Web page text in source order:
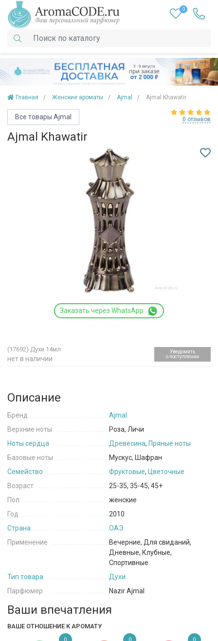
0
Главная Женские ароматы Ajmal Ajmal Khawatir
Все товары Ajmal 0 отзывов
Ajmal Khawatir
Заказать через WhatsApp
(17692) Духи 14мл
нет в наличии
Уведомить
о поступлении
Описание
Бренд
Ajmal
Верхние ноты
Роза, Личи
Ноты сердца
Древесина, Пряные ноты
Базовые ноты
Мускус, Шафран
Семейство
Фруктовые, Цветочные
Возраст
25-35, 35-45, 45+
Пол
женские
Год
2010
Страна
ОАЭ
Применение
Вечерние, Для свиданий,
Дневные, Клубные,
Спортивные
Тип товара
Духи
Парфюмер
Nazir Ajmal
Ваши впечатления
ВАШЕ ОТНОШЕНИЕ К АРОМАТУ